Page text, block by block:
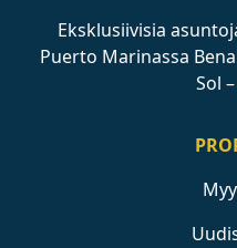
Eksklusiivisia
Puerto Marinassa
Sol